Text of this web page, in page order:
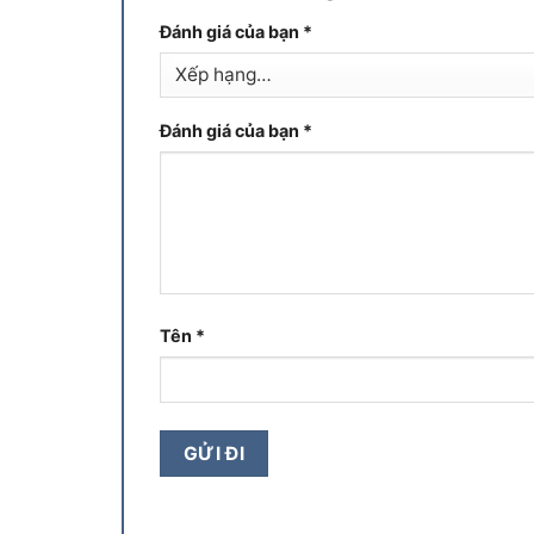
Đánh giá của bạn *
Đánh giá của bạn *
Tên *